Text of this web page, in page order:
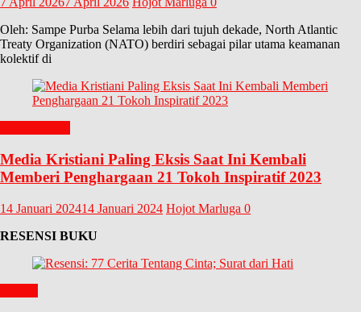
Oleh: Sampe Purba Selama lebih dari tujuh dekade, North Atlantic
Treaty Organization (NATO) berdiri sebagai pilar utama keamanan
kolektif di
Media Kristiani Paling Eksis Saat Ini Kembali
Memberi Penghargaan 21 Tokoh Inspiratif 2023
14 Januari 202414 Januari 2024 Hojot Marluga 0
RESENSI BUKU